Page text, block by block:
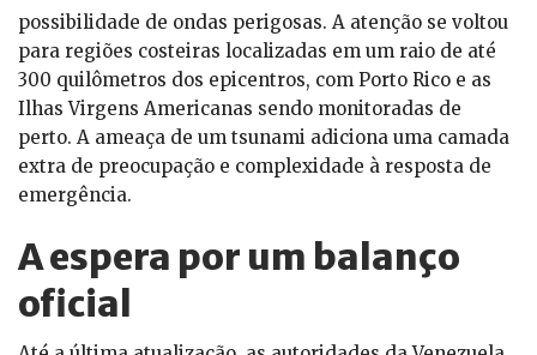
possibilidade de ondas perigosas. A atenção se voltou
para regiões costeiras localizadas em um raio de até
300 quilômetros dos epicentros, com Porto Rico e as
Ilhas Virgens Americanas sendo monitoradas de
perto. A ameaça de um tsunami adiciona uma camada
extra de preocupação e complexidade à resposta de
emergência.
A espera por um balanço
oficial